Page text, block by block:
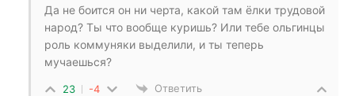
Да не боится он ни черта, какой там ёлки трудовой
народ? Ты что вообще куришь? Или тебе ольгинцы
роль коммуняки выделили, и ты теперь
мучаешься?
23 -4 Ответить